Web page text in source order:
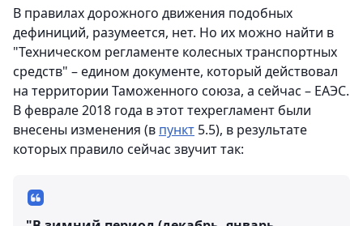
В правилах дорожного движения подобных
дефиниций, разумеется, нет. Но их можно найти в
"Техническом регламенте колесных транспортных
средств" – едином документе, который действовал
на территории Таможенного союза, а сейчас – ЕАЭС.
В феврале 2018 года в этот техрегламент были
внесены изменения (в пункт 5.5), в результате
которых правило сейчас звучит так: